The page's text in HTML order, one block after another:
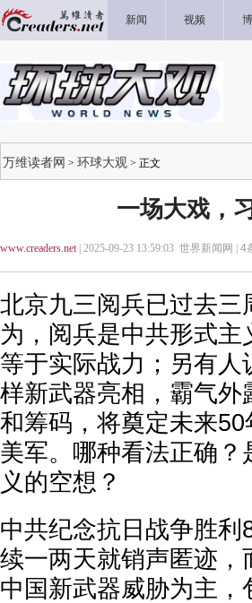
新闻 视频
万维读者网 > 环球大观 > 正文
一场大戏，
www.creaders.net| 2025-09-23 13:59:03 世界新闻网 | 4
北京九三阅兵已过去
为，阅兵是中共形式
等于实际战力；另有
样新武器亮相，霸气
和筹码，将奠定未来50
美军。哪种看法正确
义的空想？
中共纪念抗日战争胜
续一两天就销声匿迹
中国新武器威胁为主